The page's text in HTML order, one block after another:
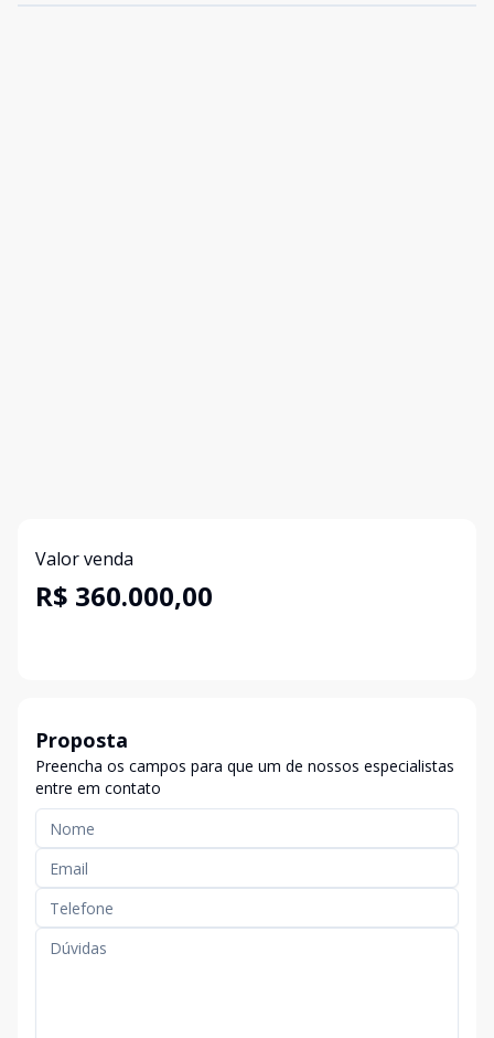
Valor venda
R$ 360.000,00
Proposta
Preencha os campos para que um de nossos especialistas
entre em contato